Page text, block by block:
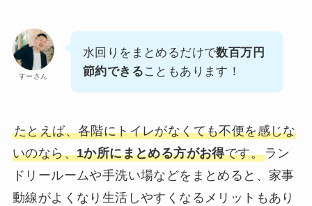
すーさん
水回りをまとめるだけで数百万円
節約できることもあります！
たとえば、各階にトイレがなくても不便を感じな
いのなら、1か所にまとめる方がお得です。 ラン
ドリールームや手洗い場などをまとめると、家事
動線がよくなり生活しやすくなるメリットもあり